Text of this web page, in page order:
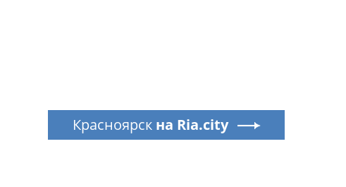
Красноярск на Ria.city